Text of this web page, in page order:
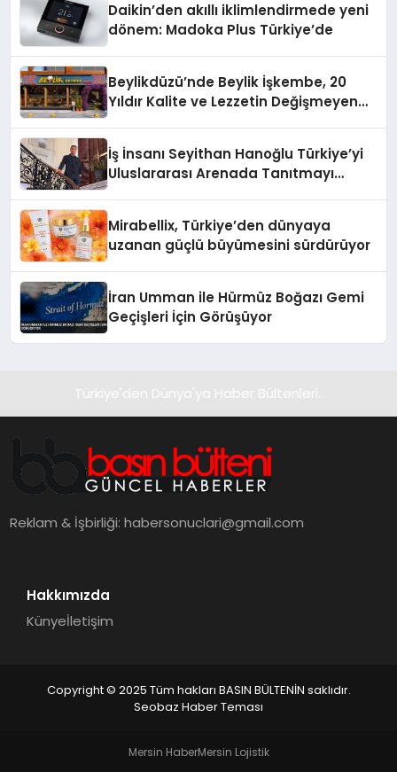
Daikin’den akıllı iklimlendirmede yeni
dönem: Madoka Plus Türkiye’de
Beylikdüzü’nde Beylik İşkembe, 20
Yıldır Kalite ve Lezzetin Değişmeyen
İş İnsanı Seyithan Hanoğlu Türkiye’yi
Uluslararası Arenada Tanıtmayı
Mirabellix, Türkiye’den dünyaya
uzanan güçlü büyümesini sürdürüyor
İran Umman ile Hürmüz Boğazı Gemi
Geçişleri İçin Görüşüyor
Türkiye'den Dünya'ya Haber Bültenleri..
Reklam & İşbirliği:habersonuclari@gmail.com
Hakkımızda
Künyeİletişim
Copyright © 2025 Tüm hakları BASIN BÜLTENİN saklıdır.
Seobaz Haber Teması
Mersin HaberMersin Lojistik